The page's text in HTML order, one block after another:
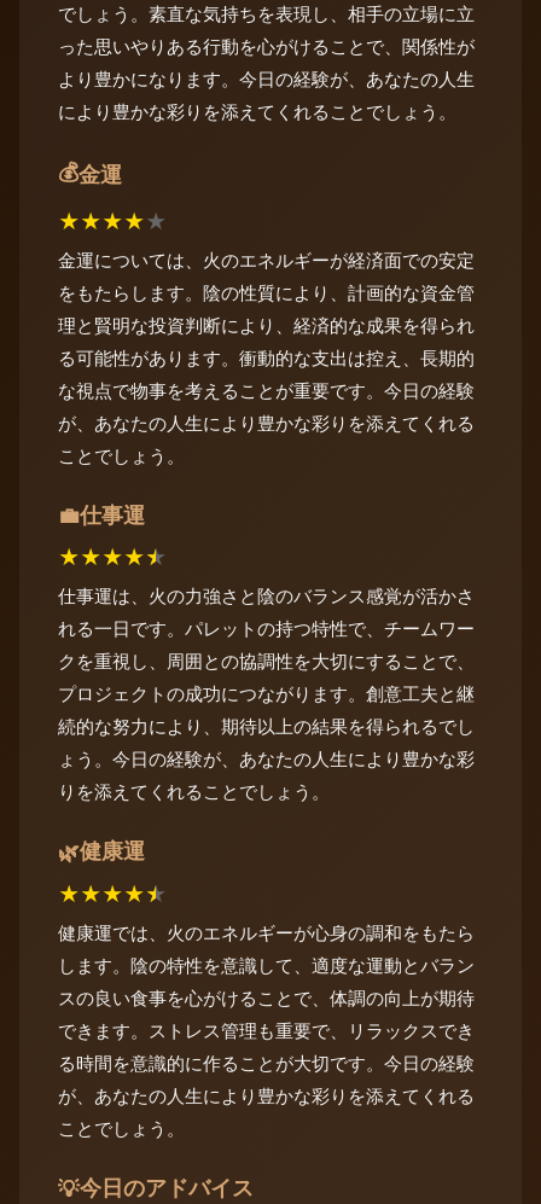
でしょう。素直な気持ちを表現し、相手の立場に立
った思いやりある行動を心がけることで、関係性が
より豊かになります。今日の経験が、あなたの人生
により豊かな彩りを添えてくれることでしょう。
💰金運
★★★★★
金運については、火のエネルギーが経済面での安定
をもたらします。陰の性質により、計画的な資金管
理と賢明な投資判断により、経済的な成果を得られ
る可能性があります。衝動的な支出は控え、長期的
な視点で物事を考えることが重要です。今日の経験
が、あなたの人生により豊かな彩りを添えてくれる
ことでしょう。
💼仕事運
★★★★★
仕事運は、火の力強さと陰のバランス感覚が活かさ
れる一日です。パレットの持つ特性で、チームワー
クを重視し、周囲との協調性を大切にすることで、
プロジェクトの成功につながります。創意工夫と継
続的な努力により、期待以上の結果を得られるでし
ょう。今日の経験が、あなたの人生により豊かな彩
りを添えてくれることでしょう。
🌿健康運
★★★★★
健康運では、火のエネルギーが心身の調和をもたら
します。陰の特性を意識して、適度な運動とバラン
スの良い食事を心がけることで、体調の向上が期待
できます。ストレス管理も重要で、リラックスでき
る時間を意識的に作ることが大切です。今日の経験
が、あなたの人生により豊かな彩りを添えてくれる
ことでしょう。
💡今日のアドバイス